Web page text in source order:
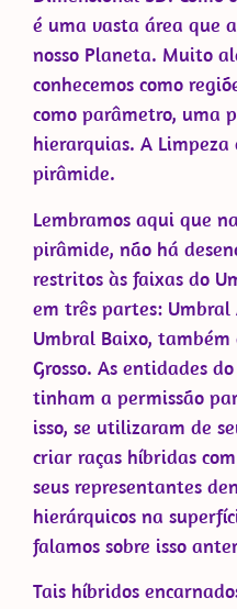
é uma vasta área que
nosso Planeta. Muito
conhecemos como
como parâmetro, uma
hierarquias. A Limpeza
pirâmide.
Lembramos aqui que
pirâmide, não há
restritos às faixas do
em três partes:
Umbral Baixo, também
Grosso. As entidades
tinham a permissão
isso, se utilizaram de
criar raças híbridas
seus representantes
hierárquicos na
falamos sobre isso
Tais híbridos